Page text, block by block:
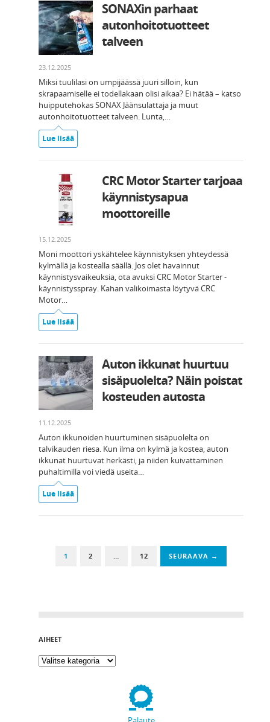
SONAXin parhaat
autonhoitotuotteet
talveen
23.12.2025
Miksi tuulilasi on umpijäässä juuri silloin, kun
skrapaamiselle ei todellakaan olisi aikaa? Ei hätää – katso
huipputehokas SONAX Jäänsulattaja ja muut
autonhoitotuotteet talveen. Lunta,…
Lue lisää
CRC Motor Starter tarjoaa
käynnistysapua
moottoreille
15.12.2025
Moni moottori yskähtelee käynnistyksen yhteydessä
kylmällä ja kostealla säällä. Jos olet havainnut
käynnistysvaikeuksia, ota avuksi CRC Motor Starter -
käynnistysspray. Kahan valikoimasta löytyvä CRC
Motor…
Lue lisää
Auton ikkunat huurtuu
sisäpuolelta? Näin poistat
kosteuden autosta
11.12.2025
Auton ikkunoiden huurtuminen sisäpuolelta on
talvikauden riesa. Kun ilma on kylmä ja kostea, auton
ikkunat huurtuvat herkästi, ja niiden kuivattaminen
puhaltimilla voi viedä useita…
Lue lisää
1 2 … 12 SEURAAVA →
AIHEET